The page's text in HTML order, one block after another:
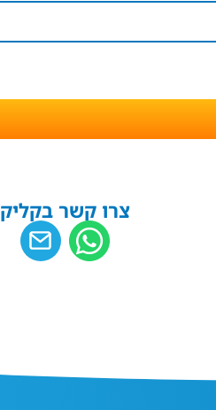
צרו קשר בקליק